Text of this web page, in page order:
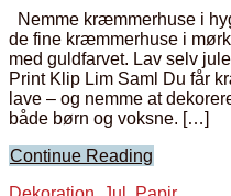
Nemme kræmmerhuse i
de fine kræmmerhuse i
med guldfarvet. Lav selv
Print Klip Lim Saml Du får
lave – og nemme at
både børn og voksne. […]
Continue Reading